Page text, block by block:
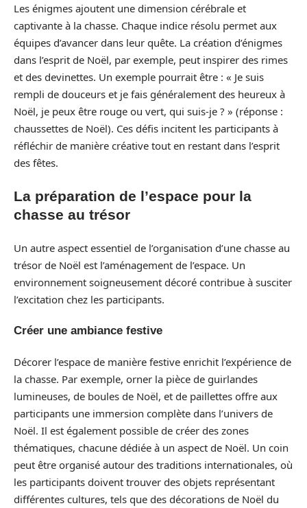
Les énigmes ajoutent une dimension cérébrale et
captivante à la chasse. Chaque indice résolu permet aux
équipes d’avancer dans leur quête. La création d’énigmes
dans l’esprit de Noël, par exemple, peut inspirer des rimes
et des devinettes. Un exemple pourrait être : « Je suis
rempli de douceurs et je fais généralement des heureux à
Noël, je peux être rouge ou vert, qui suis-je ? » (réponse :
chaussettes de Noël). Ces défis incitent les participants à
réfléchir de manière créative tout en restant dans l’esprit
des fêtes.
La préparation de l’espace pour la
chasse au trésor
Un autre aspect essentiel de l’organisation d’une chasse au
trésor de Noël est l’aménagement de l’espace. Un
environnement soigneusement décoré contribue à susciter
l’excitation chez les participants.
Créer une ambiance festive
Décorer l’espace de manière festive enrichit l’expérience de
la chasse. Par exemple, orner la pièce de guirlandes
lumineuses, de boules de Noël, et de paillettes offre aux
participants une immersion complète dans l’univers de
Noël. Il est également possible de créer des zones
thématiques, chacune dédiée à un aspect de Noël. Un coin
peut être organisé autour des traditions internationales, où
les participants doivent trouver des objets représentant
différentes cultures, tels que des décorations de Noël du